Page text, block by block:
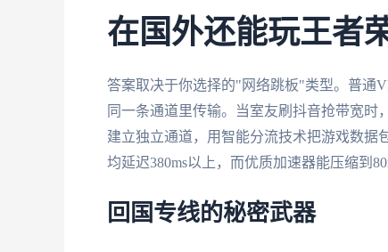
在国外还能玩王者
答案取决于你选择的"网络跳板"类型。普通
同一条通道里传输。当室友刷抖音抢带宽
建立独立通道，用智能分流技术把游戏数
均延迟380ms以上，而优质加速器能压缩到
回国专线的秘密武器